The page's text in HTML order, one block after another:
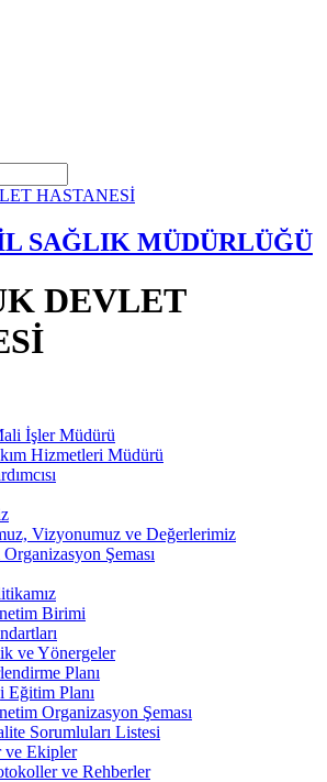
SAĞLIK MÜDÜRLÜĞÜ
DEVLET
İşler Müdürü
Hizmetleri Müdürü
Vizyonumuz ve Değerlerimiz
Şeması
Birimi
ve Yönergeler
Planı
Eğitim Planı
Organizasyon Şeması
Sorumluları Listesi
ve Ekipler
ve Rehberler